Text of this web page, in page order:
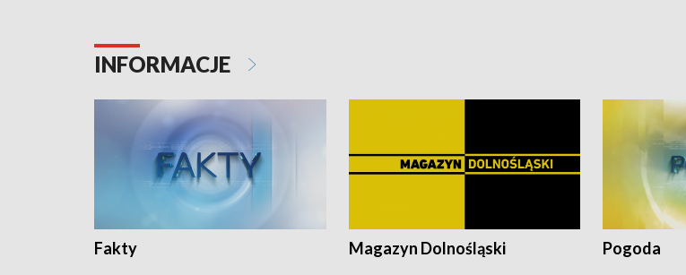
Koniec upałów
INFORMACJE
Fakty Magazyn Dolnośląski Pogoda